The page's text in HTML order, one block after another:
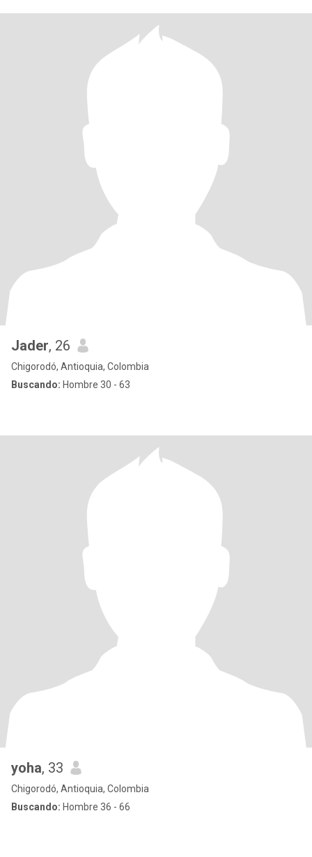
Jader, 26
Chigorodó, Antioquia, Colombia
Buscando: Hombre 30 - 63
yoha, 33
Chigorodó, Antioquia, Colombia
Buscando: Hombre 36 - 66